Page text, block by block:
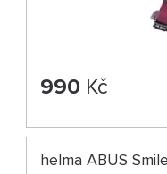
990 Kč
helma ABUS